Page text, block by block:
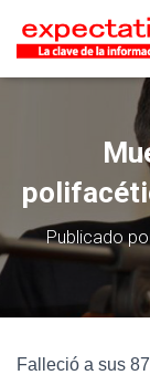
Publicado
Falleció a sus